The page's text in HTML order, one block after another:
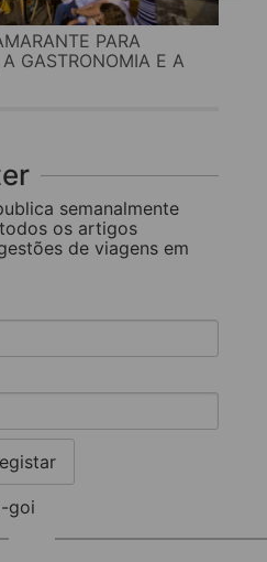
PARA
GASTRONOMIA E A
semanalmente
os artigos
de viagens em
goi